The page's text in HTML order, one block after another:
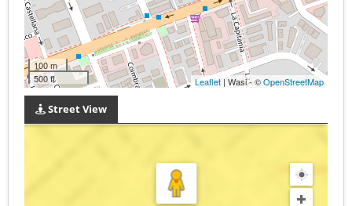
100 m
500 ft
Leaflet | Wasi - ©OpenStreetMap
Street View